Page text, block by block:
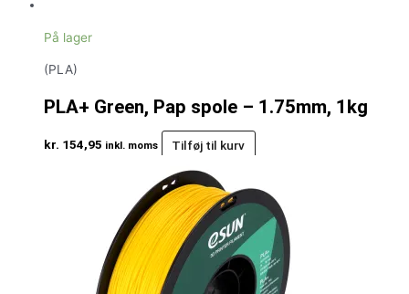
På lager
(PLA)
PLA+ Green, Pap spole – 1.75mm, 1kg
kr. 154,95 inkl. moms Tilføj til kurv